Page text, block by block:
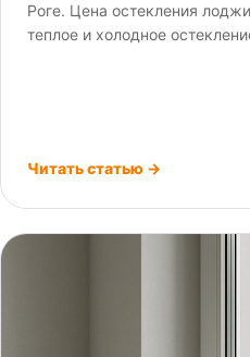
Роге. Цена остекления
теплое и холодное
Читать статью →